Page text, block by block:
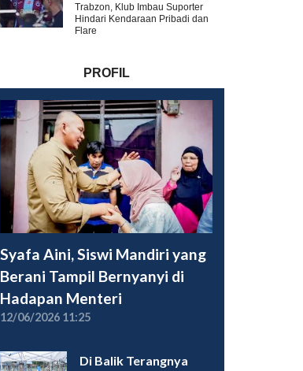
Trabzon, Klub Imbau Suporter
Hindari Kendaraan Pribadi dan
Flare
PROFIL
Syafa Aini, Siswi Mandiri yang
Berani Tampil Bernyanyi di
Hadapan Menteri
12/06/2026 11:25
Di Balik Terangnya